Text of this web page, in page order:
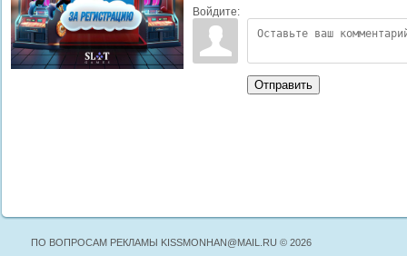
Войдите:
Отправить
ПО ВОПРОСАМ РЕКЛАМЫ KISSMONHAN@MAIL.RU © 2026